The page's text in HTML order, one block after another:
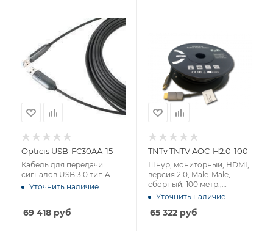
Opticis USB-FC30AA-15
Кабель для передачи
сигналов USB 3.0 тип A
Уточнить наличие
69 418 руб
TNTv TNTV AOC-H2.0-100
Шнур, мониторный, HDMI,
версия 2.0, Male-Male,
сборный, 100 метр.,
черный, (технология AOC)
Уточнить наличие
65 322руб